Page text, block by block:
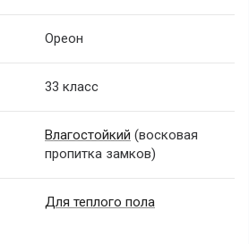
Ореон
33 класс
Влагостойкий (восковая
пропитка замков)
Для теплого пола